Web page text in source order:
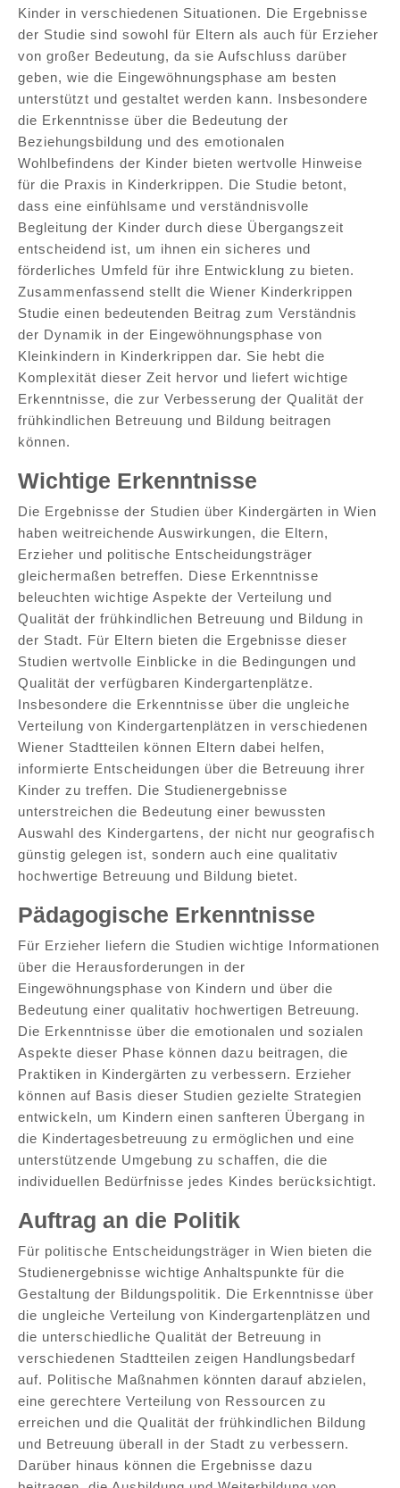
Kinder in verschiedenen Situationen. Die Ergebnisse
der Studie sind sowohl für Eltern als auch für Erzieher
von großer Bedeutung, da sie Aufschluss darüber
geben, wie die Eingewöhnungsphase am besten
unterstützt und gestaltet werden kann. Insbesondere
die Erkenntnisse über die Bedeutung der
Beziehungsbildung und des emotionalen
Wohlbefindens der Kinder bieten wertvolle Hinweise
für die Praxis in Kinderkrippen. Die Studie betont,
dass eine einfühlsame und verständnisvolle
Begleitung der Kinder durch diese Übergangszeit
entscheidend ist, um ihnen ein sicheres und
förderliches Umfeld für ihre Entwicklung zu bieten.
Zusammenfassend stellt die Wiener Kinderkrippen
Studie einen bedeutenden Beitrag zum Verständnis
der Dynamik in der Eingewöhnungsphase von
Kleinkindern in Kinderkrippen dar. Sie hebt die
Komplexität dieser Zeit hervor und liefert wichtige
Erkenntnisse, die zur Verbesserung der Qualität der
frühkindlichen Betreuung und Bildung beitragen
können.
Wichtige Erkenntnisse
Die Ergebnisse der Studien über Kindergärten in Wien
haben weitreichende Auswirkungen, die Eltern,
Erzieher und politische Entscheidungsträger
gleichermaßen betreffen. Diese Erkenntnisse
beleuchten wichtige Aspekte der Verteilung und
Qualität der frühkindlichen Betreuung und Bildung in
der Stadt. Für Eltern bieten die Ergebnisse dieser
Studien wertvolle Einblicke in die Bedingungen und
Qualität der verfügbaren Kindergartenplätze.
Insbesondere die Erkenntnisse über die ungleiche
Verteilung von Kindergartenplätzen in verschiedenen
Wiener Stadtteilen können Eltern dabei helfen,
informierte Entscheidungen über die Betreuung ihrer
Kinder zu treffen. Die Studienergebnisse
unterstreichen die Bedeutung einer bewussten
Auswahl des Kindergartens, der nicht nur geografisch
günstig gelegen ist, sondern auch eine qualitativ
hochwertige Betreuung und Bildung bietet.
Pädagogische Erkenntnisse
Für Erzieher liefern die Studien wichtige Informationen
über die Herausforderungen in der
Eingewöhnungsphase von Kindern und über die
Bedeutung einer qualitativ hochwertigen Betreuung.
Die Erkenntnisse über die emotionalen und sozialen
Aspekte dieser Phase können dazu beitragen, die
Praktiken in Kindergärten zu verbessern. Erzieher
können auf Basis dieser Studien gezielte Strategien
entwickeln, um Kindern einen sanfteren Übergang in
die Kindertagesbetreuung zu ermöglichen und eine
unterstützende Umgebung zu schaffen, die die
individuellen Bedürfnisse jedes Kindes berücksichtigt.
Auftrag an die Politik
Für politische Entscheidungsträger in Wien bieten die
Studienergebnisse wichtige Anhaltspunkte für die
Gestaltung der Bildungspolitik. Die Erkenntnisse über
die ungleiche Verteilung von Kindergartenplätzen und
die unterschiedliche Qualität der Betreuung in
verschiedenen Stadtteilen zeigen Handlungsbedarf
auf. Politische Maßnahmen könnten darauf abzielen,
eine gerechtere Verteilung von Ressourcen zu
erreichen und die Qualität der frühkindlichen Bildung
und Betreuung überall in der Stadt zu verbessern.
Darüber hinaus können die Ergebnisse dazu